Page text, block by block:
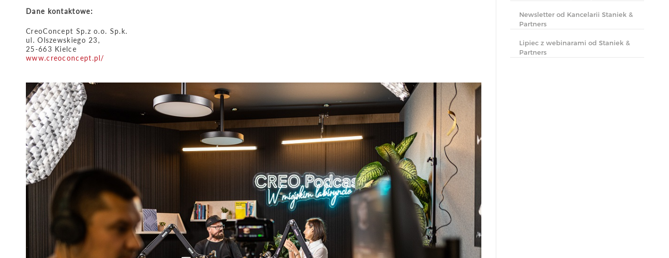
Newsletter od Kancelarii Staniek &
Partners
Lipiec z webinarami od Staniek &
Partners
Dane kontaktowe:
CreoConcept Sp.z o.o. Sp.k.
ul. Olszewskiego 23,
25-663 Kielce
www.creoconcept.pl/